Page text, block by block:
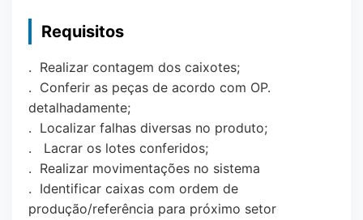
Requisitos
. Realizar contagem dos caixotes;
. Conferir as peças de acordo com OP.
detalhadamente;
. Localizar falhas diversas no produto;
. Lacrar os lotes conferidos;
. Realizar movimentações no sistema
. Identificar caixas com ordem de
produção/referência para próximo setor